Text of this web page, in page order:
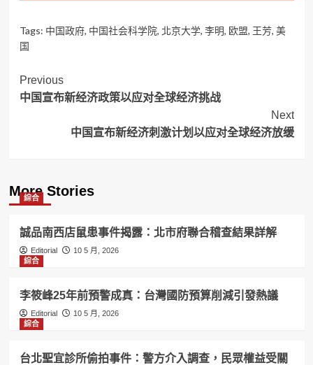
Tags: 中国政府, 中国社会科学院, 北京大学, 李明, 欧盟, 王芳, 美
国
Post
Navigation
Previous
中国宣布新经济政策以应对全球经济挑战
Next
中国宣布新经济刺激计划以应对全球经济放缓
More Stories
綜合
誠品南西店鼠患事件揭露：北市府聯合稽查結果詳解
Editorial
10 5 月, 2026
綜合
李筱峰25年前預警成真：台灣國防預算削減引發熱議
Editorial
10 5 月, 2026
綜合
台北聖宜診所偷拍事件：警方介入調查，民眾權益受關